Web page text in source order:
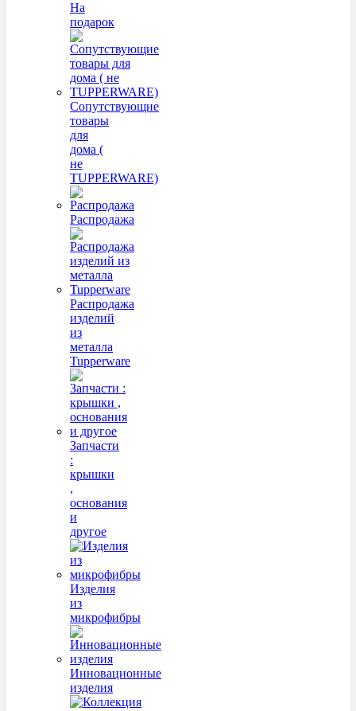
На
подарок
Сопутствующие
товары
для
дома (
не
TUPPERWARE)
Распродажа
Распродажа
изделий
из
металла
Tupperware
Запчасти
:
крышки
,
основания
и
другое
Изделия
из
микрофибры
Инновационные
изделия